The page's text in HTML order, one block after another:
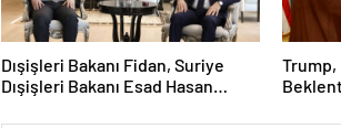
Dışişleri Bakanı Fidan, Suriye
Dışişleri Bakanı Esad Hasan
Trump,